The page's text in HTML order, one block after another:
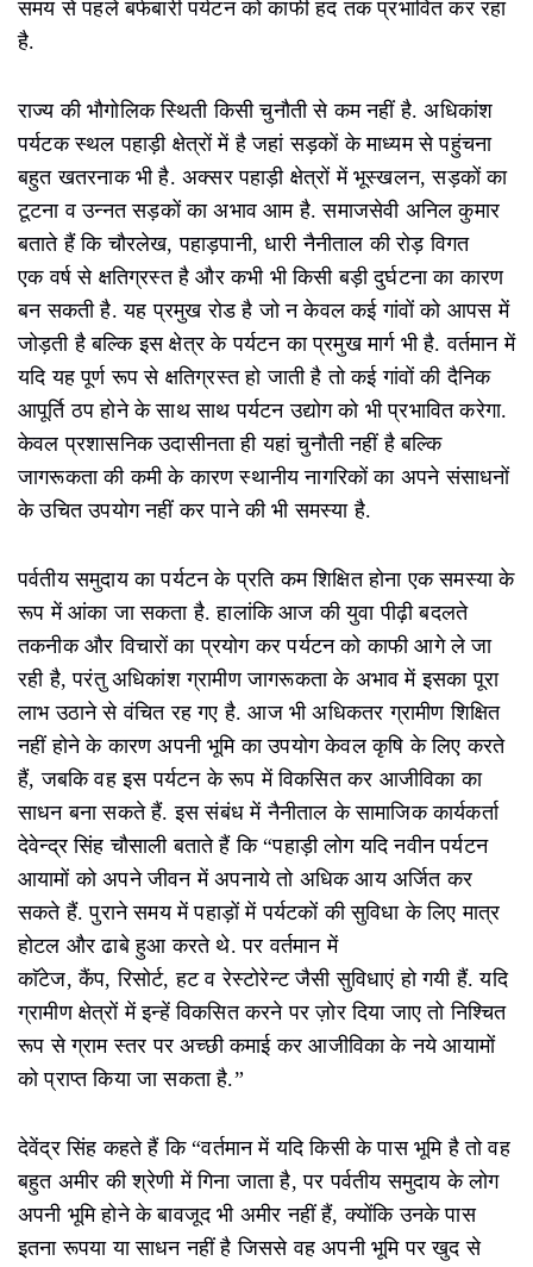
समय से पहले बर्फबारी पर्यटन को काफी हद तक प्रभावित कर रहा
है.
राज्य की भौगोलिक स्थिती किसी चुनौती से कम नहीं है. अधिकांश
पर्यटक स्थल पहाड़ी क्षेत्रों में है जहां सड़कों के माध्यम से पहुंचना
बहुत खतरनाक भी है. अक्सर पहाड़ी क्षेत्रों में भूस्खलन, सड़कों का
टूटना व उन्नत सड़कों का अभाव आम है. समाजसेवी अनिल कुमार
बताते हैं कि चौरलेख, पहाड़पानी, धारी नैनीताल की रोड़ विगत
एक वर्ष से क्षतिग्रस्त है और कभी भी किसी बड़ी दुर्घटना का कारण
बन सकती है. यह प्रमुख रोड है जो न केवल कई गांवों को आपस में
जोड़ती है बल्कि इस क्षेत्र के पर्यटन का प्रमुख मार्ग भी है. वर्तमान में
यदि यह पूर्ण रूप से क्षतिग्रस्त हो जाती है तो कई गांवों की दैनिक
आपूर्ति ठप होने के साथ साथ पर्यटन उद्योग को भी प्रभावित करेगा.
केवल प्रशासनिक उदासीनता ही यहां चुनौती नहीं है बल्कि
जागरूकता की कमी के कारण स्थानीय नागरिकों का अपने संसाधनों
के उचित उपयोग नहीं कर पाने की भी समस्या है.
पर्वतीय समुदाय का पर्यटन के प्रति कम शिक्षित होना एक समस्या के
रूप में आंका जा सकता है. हालांकि आज की युवा पीढ़ी बदलते
तकनीक और विचारों का प्रयोग कर पर्यटन को काफी आगे ले जा
रही है, परंतु अधिकांश ग्रामीण जागरूकता के अभाव में इसका पूरा
लाभ उठाने से वंचित रह गए है. आज भी अधिकतर ग्रामीण शिक्षित
नहीं होने के कारण अपनी भूमि का उपयोग केवल कृषि के लिए करते
हैं, जबकि वह इस पर्यटन के रूप में विकसित कर आजीविका का
साधन बना सकते हैं. इस संबंध में नैनीताल के सामाजिक कार्यकर्ता
देवेन्द्र सिंह चौसाली बताते हैं कि “पहाड़ी लोग यदि नवीन पर्यटन
आयामों को अपने जीवन में अपनाये तो अधिक आय अर्जित कर
सकते हैं. पुराने समय में पहाड़ों में पर्यटकों की सुविधा के लिए मात्र
होटल और ढाबे हुआ करते थे. पर वर्तमान में
काॅटेज, कैंप, रिसोर्ट, हट व रेस्टोरेन्ट जैसी सुविधाएं हो गयी हैं. यदि
ग्रामीण क्षेत्रों में इन्हें विकसित करने पर ज़ोर दिया जाए तो निश्चित
रूप से ग्राम स्तर पर अच्छी कमाई कर आजीविका के नये आयामों
को प्राप्त किया जा सकता है.”
देवेंद्र सिंह कहते हैं कि “वर्तमान में यदि किसी के पास भूमि है तो वह
बहुत अमीर की श्रेणी में गिना जाता है, पर पर्वतीय समुदाय के लोग
अपनी भूमि होने के बावजूद भी अमीर नहीं हैं, क्योंकि उनके पास
इतना रूपया या साधन नहीं है जिससे वह अपनी भूमि पर खुद से